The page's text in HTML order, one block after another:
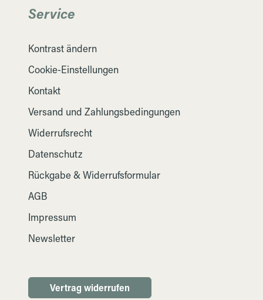
Service
Kontrast ändern
Cookie-Einstellungen
Kontakt
Versand und Zahlungsbedingungen
Widerrufsrecht
Datenschutz
Rückgabe & Widerrufsformular
AGB
Impressum
Newsletter
Vertrag widerrufen